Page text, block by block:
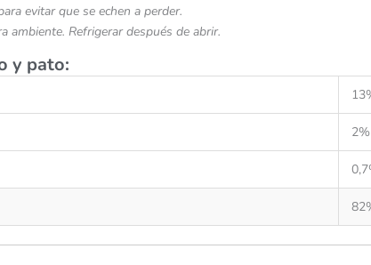
evitar que se echen a perder.
ambiente. Refrigerar después de abrir.
y pato:
2%